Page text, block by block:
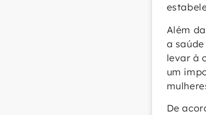
Além
a
levar à
um
De